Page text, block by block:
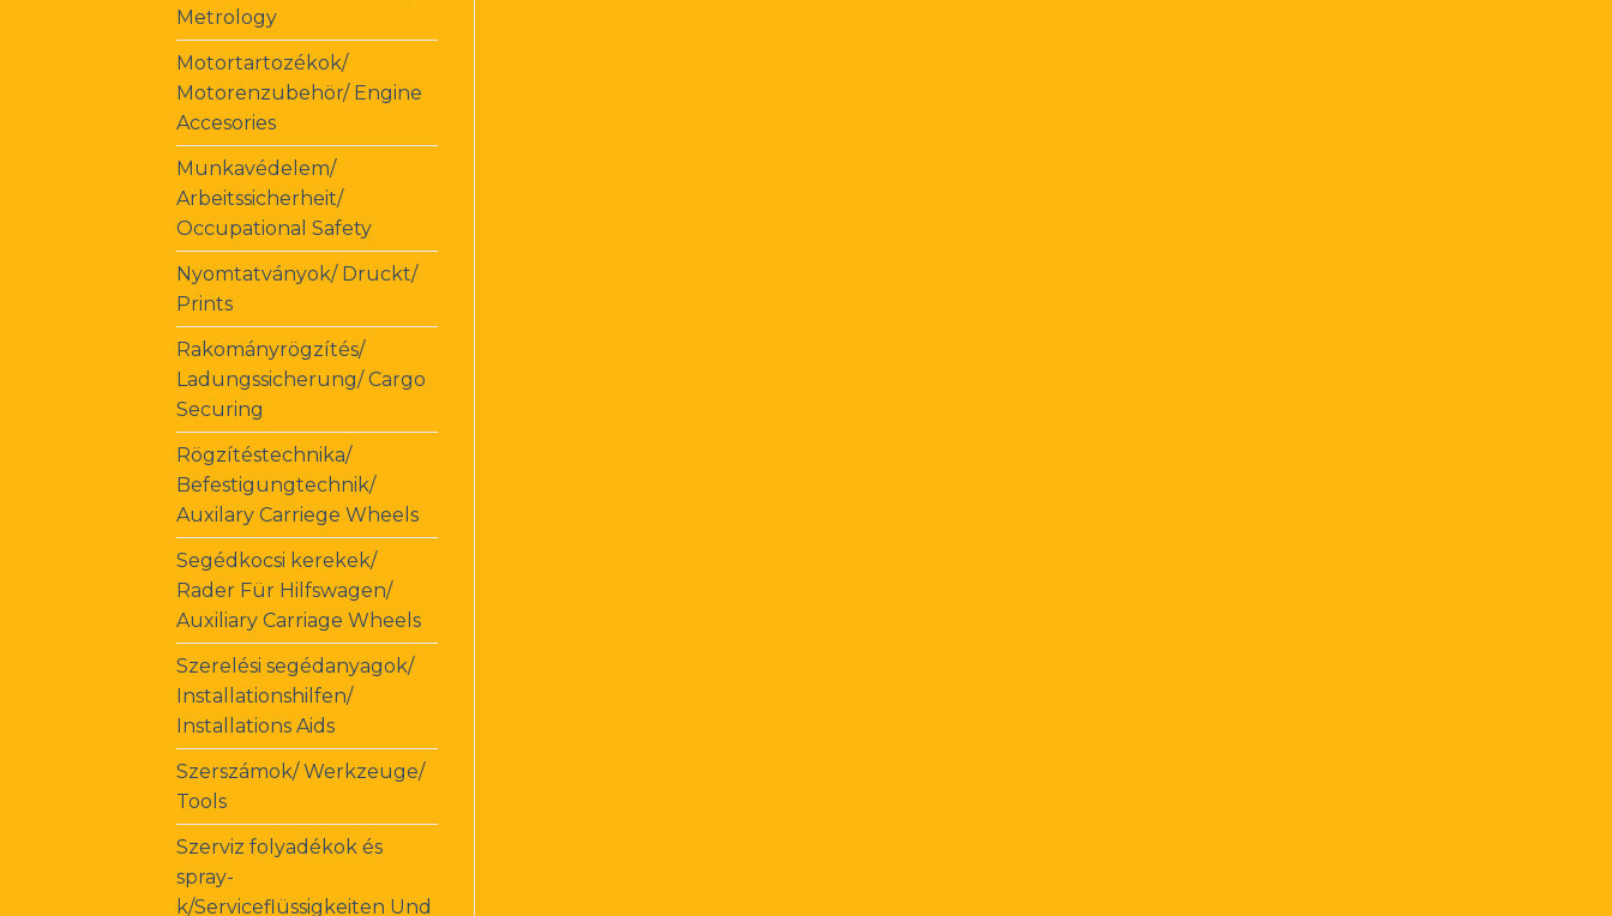
Metrology
Motortartozékok/
Motorenzubehör/ Engine
Accesories
Munkavédelem/
Arbeitssicherheit/
Occupational Safety
Nyomtatványok/ Druckt/
Prints
Rakományrögzítés/
Ladungssicherung/ Cargo
Securing
Rögzítéstechnika/
Befestigungtechnik/
Auxilary Carriege Wheels
Segédkocsi kerekek/
Rader Für Hilfswagen/
Auxiliary Carriage Wheels
Szerelési segédanyagok/
Installationshilfen/
Installations Aids
Szerszámok/ Werkzeuge/
Tools
Szerviz folyadékok és
spray-
k/Serviceflüssigkeiten Und